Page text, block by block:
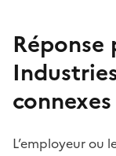
connexes
L’employeur ou